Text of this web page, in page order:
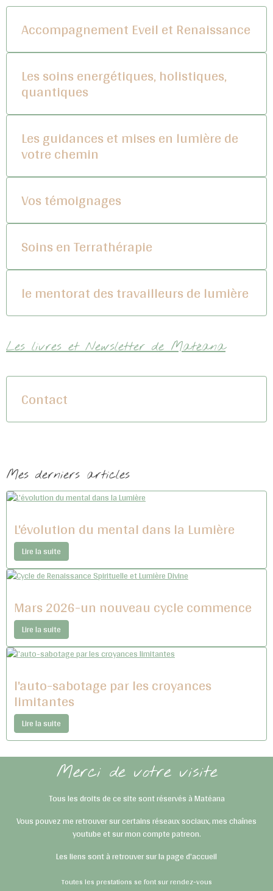
Accompagnement Eveil et Renaissance
Les soins energétiques, holistiques,
quantiques
Les guidances et mises en lumière de
votre chemin
Vos témoignages
Soins en Terrathérapie
le mentorat des travailleurs de lumière
Les livres et Newsletter de Matéana
Contact
Mes derniers articles
L'évolution du mental dans la Lumière
Lire la suite
Mars 2026-un nouveau cycle commence
Lire la suite
l'auto-sabotage par les croyances
limitantes
Lire la suite
Merci de votre visite
Tous les droits de ce site sont réservés à Matéana
Vous pouvez me retrouver sur certains réseaux sociaux, mes chaînes
youtube et sur mon compte patreon.
Les liens sont à retrouver sur la page d'accueil
Toutes les prestations se font sur rendez-vous